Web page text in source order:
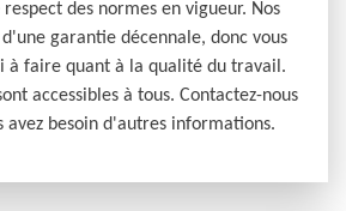
des normes en vigueur. Nos
garantie décennale, donc vous
à faire quant à la qualité du travail.
accessibles à tous. Contactez-nous
avez besoin d'autres informations.